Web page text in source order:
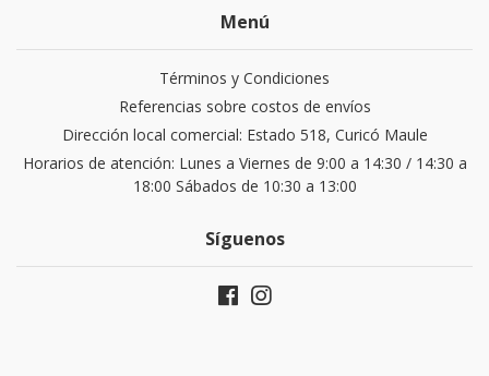
Menú
Términos y Condiciones
Referencias sobre costos de envíos
Dirección local comercial: Estado 518, Curicó Maule
Horarios de atención: Lunes a Viernes de 9:00 a 14:30 / 14:30 a
18:00 Sábados de 10:30 a 13:00
Síguenos